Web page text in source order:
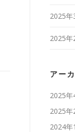
2025
2025
アー
2025年
2025年
2024年